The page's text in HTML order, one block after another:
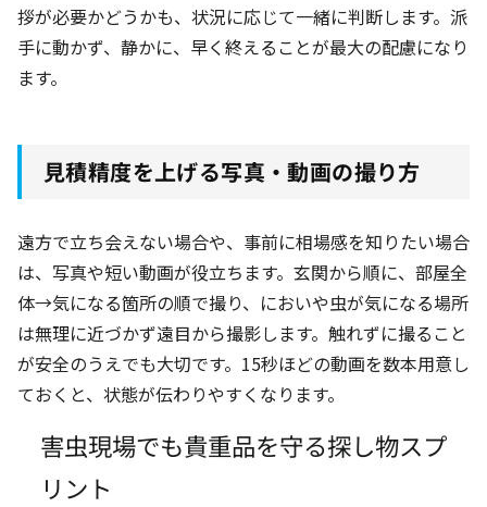
拶が必要かどうかも、状況に応じて一緒に判断します。派
手に動かず、静かに、早く終えることが最大の配慮になり
ます。
見積精度を上げる写真・動画の撮り方
遠方で立ち会えない場合や、事前に相場感を知りたい場合
は、写真や短い動画が役立ちます。玄関から順に、部屋全
体→気になる箇所の順で撮り、においや虫が気になる場所
は無理に近づかず遠目から撮影します。触れずに撮ること
が安全のうえでも大切です。15秒ほどの動画を数本用意し
ておくと、状態が伝わりやすくなります。
害虫現場でも貴重品を守る探し物スプ
リント